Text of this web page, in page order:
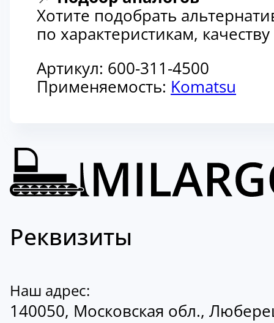
Хотите подобрать
по характеристикам,
Артикул: 600-311-4500
Применяемость: Komatsu
Реквизиты
Наш адрес:
140050, Московская обл.,